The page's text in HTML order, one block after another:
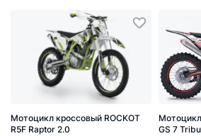
Мотоцикл кроссовый ROCKOT
R5F Raptor 2.0
GS 7